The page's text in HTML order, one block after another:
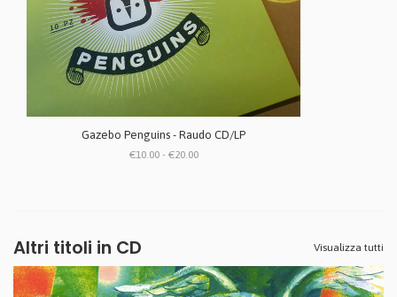
Gazebo Penguins - Raudo CD/LP
€10.00 - €20.00
Altri titoli in CD Visualizza tutti